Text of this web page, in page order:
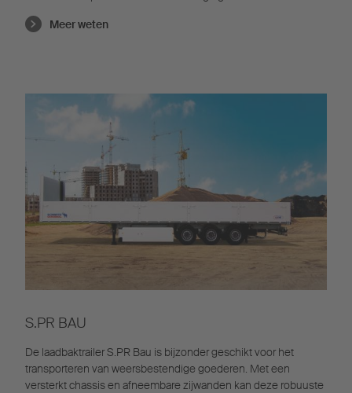
Meer weten
S.PR BAU
De laadbaktrailer S.PR Bau is bijzonder geschikt voor het
transporteren van weersbestendige goederen. Met een
versterkt chassis en afneembare zijwanden kan deze robuuste